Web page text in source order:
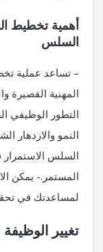
أهمية تخطيط
السلس
– تساعد عملية
المهنية القصيرة
التطور الوظيفي
النمو والازدهار
السلس الاستمرار
المستمر.- يمكن
لمساعدتك في
تغيير